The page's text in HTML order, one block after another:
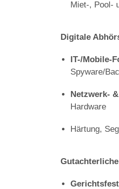
Miet-, Pool-
Digitale
IT-/Mobile-
Spyware/
Netzwerk-
Hardware
Härtung,